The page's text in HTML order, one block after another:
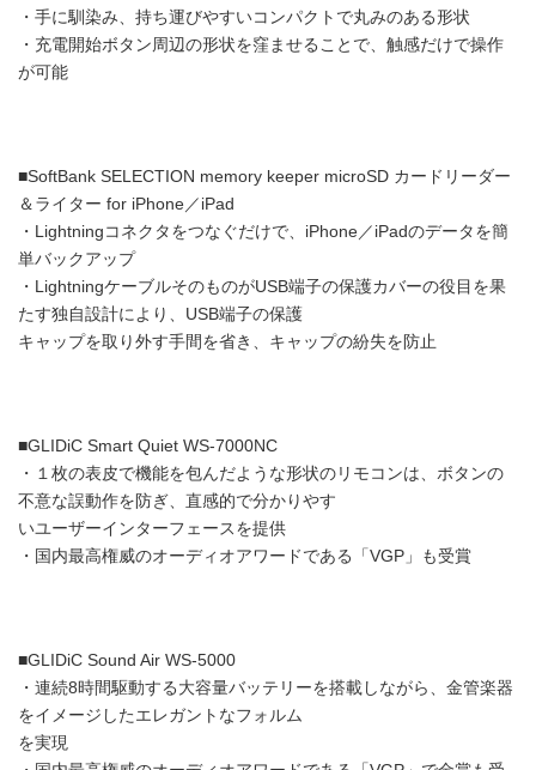
・手に馴染み、持ち運びやすいコンパクトで丸みのある形状
・充電開始ボタン周辺の形状を窪ませることで、触感だけで操作
が可能
■SoftBank SELECTION memory keeper microSD カードリーダー
＆ライター for iPhone／iPad
・Lightningコネクタをつなぐだけで、iPhone／iPadのデータを簡
単バックアップ
・LightningケーブルそのものがUSB端子の保護カバーの役目を果
たす独自設計により、USB端子の保護
キャップを取り外す手間を省き、キャップの紛失を防止
■GLIDiC Smart Quiet WS-7000NC
・１枚の表皮で機能を包んだような形状のリモコンは、ボタンの
不意な誤動作を防ぎ、直感的で分かりやす
いユーザーインターフェースを提供
・国内最高権威のオーディオアワードである「VGP」も受賞
■GLIDiC Sound Air WS-5000
・連続8時間駆動する大容量バッテリーを搭載しながら、金管楽器
をイメージしたエレガントなフォルム
を実現